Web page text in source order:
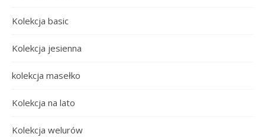
Kolekcja basic
Kolekcja jesienna
kolekcja masełko
Kolekcja na lato
Kolekcja welurów